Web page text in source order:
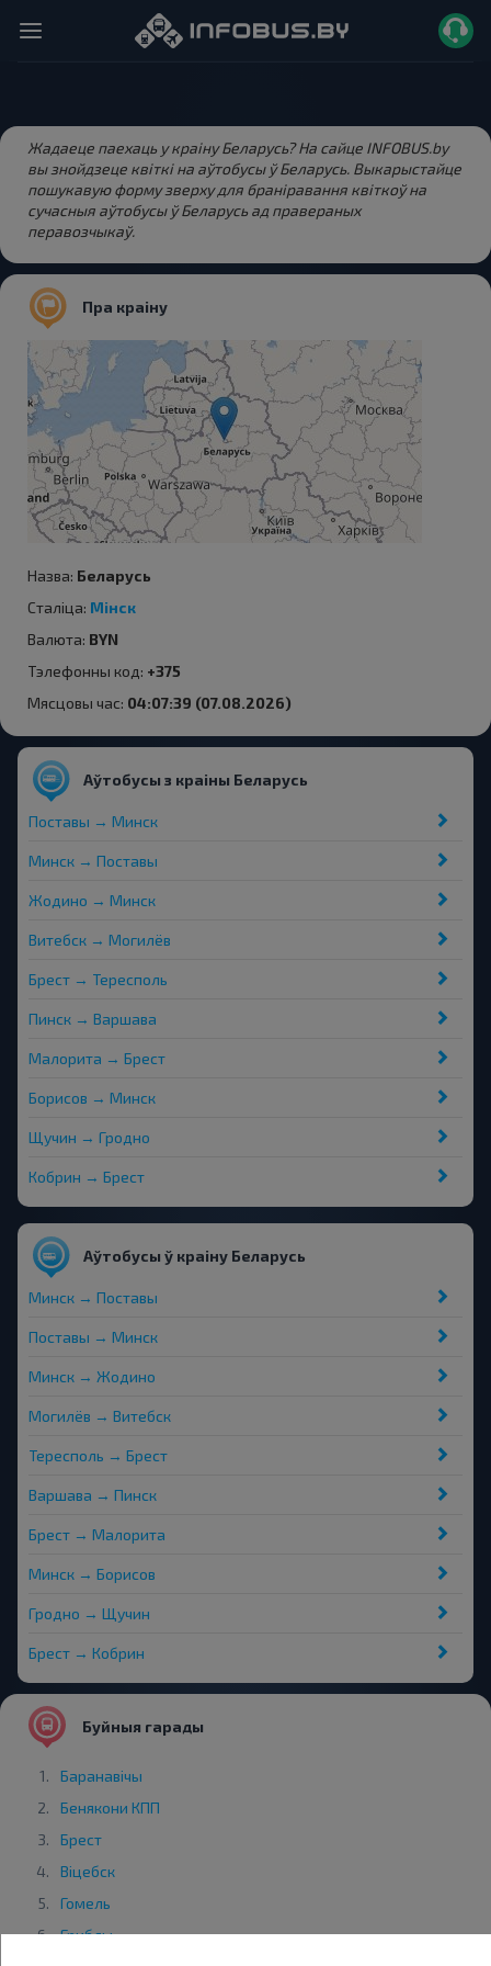
Жадаеце паехаць у краіну Беларусь? На сайце INFOBUS.by
вы знойдзеце квіткі на аўтобусы ў Беларусь. Выкарыстайце
пошукавую форму зверху для браніравання квіткоў на
сучасныя аўтобусы ў Беларусь ад правераных
перавозчыкаў.
Пра краіну
Назва: Беларусь
Сталіца: Мінск
Валюта: BYN
Тэлефонны код: +375
Мясцовы час: 04:07:39 (07.08.2026)
Аўтобусы з краіны Беларусь
Поставы → Минск
Минск → Поставы
Жодино → Минск
Витебск → Могилёв
Брест → Тересполь
Пинск → Варшава
Малорита → Брест
Борисов → Минск
Щучин → Гродно
Кобрин → Брест
Аўтобусы ў краіну Беларусь
Минск → Поставы
Поставы → Минск
Минск → Жодино
Могилёв → Витебск
Тересполь → Брест
Варшава → Пинск
Брест → Малорита
Минск → Борисов
Гродно → Щучин
Брест → Кобрин
Буйныя гарады
Баранавiчы
Бенякони КПП
Брест
Віцебск
Гомель
Гриблы